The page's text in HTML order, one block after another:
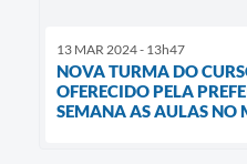
13 MAR 2024 - 13h47
NOVA TURMA DO
OFERECIDO PELA
SEMANA AS AULAS NO